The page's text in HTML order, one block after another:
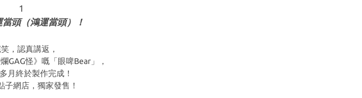
1
頭（鴻運當頭）！
，認真講返，
GAG怪》嘅「眼啤Bear」，
月終於製作完成！
子網店，獨家發售！